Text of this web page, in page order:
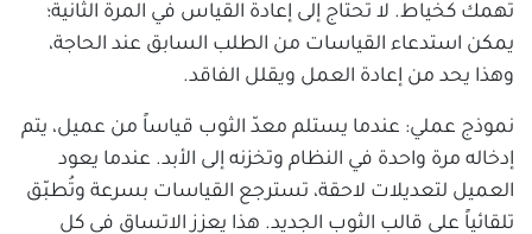
تهمك كخياط. لا تحتاج إلى إعادة القياس في المرة الثانية؛
يمكن استدعاء القياسات من الطلب السابق عند الحاجة،
وهذا يحد من إعادة العمل ويقلل الفاقد.
نموذج عملي: عندما يستلم معدّ الثوب قياساً من عميل، يتم
إدخاله مرة واحدة في النظام وتخزنه إلى الأبد. عندما يعود
العميل لتعديلات لاحقة، تسترجع القياسات بسرعة وتُطبّق
تلقائياً على قالب الثوب الجديد. هذا يعزز الاتساق في كل